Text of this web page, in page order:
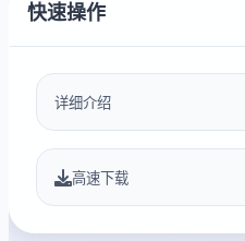
快速操作
详细介绍
高速下载